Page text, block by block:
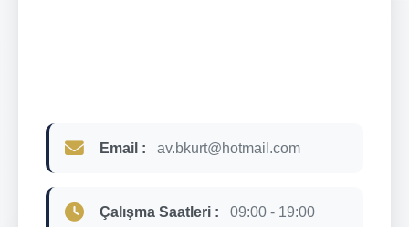
Email : av.bkurt@hotmail.com
Çalışma Saatleri : 09:00 - 19:00